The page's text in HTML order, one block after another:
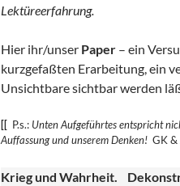
Lektüreerfahrung.
Hier ihr/unser Paper – ein
kurzgefaßten Erarbeitung, ein
Unsichtbare sichtbar werden
[[ P.s.: Unten Aufgeführtes entspricht
Auffassung und unseremDenken! GK &
Krieg und Wahrheit.